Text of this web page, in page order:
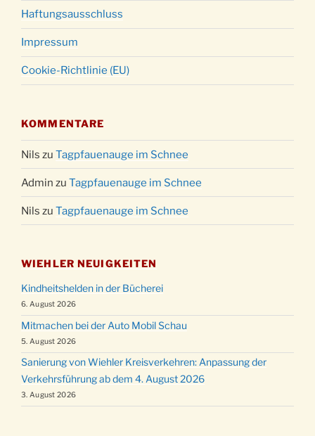
Haftungsausschluss
Impressum
Cookie-Richtlinie (EU)
KOMMENTARE
Nils zu Tagpfauenauge im Schnee
Admin zu Tagpfauenauge im Schnee
Nils zu Tagpfauenauge im Schnee
WIEHLER NEUIGKEITEN
Kindheitshelden in der Bücherei
6. August 2026
Mitmachen bei der Auto Mobil Schau
5. August 2026
Sanierung von Wiehler Kreisverkehren: Anpassung der
Verkehrsführung ab dem 4. August 2026
3. August 2026